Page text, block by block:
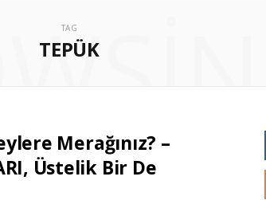
TAG
TEPÜK
Merağınız? –
Üstelik Bir De